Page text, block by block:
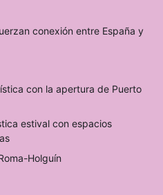
conexión entre España y
con la apertura de Puerto
estival con espacios
Holguín